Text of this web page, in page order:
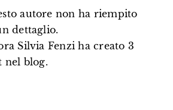
Editorial
autore non ha riempito
dettaglio.
Silvia Fenzi ha creato 3
nel blog.